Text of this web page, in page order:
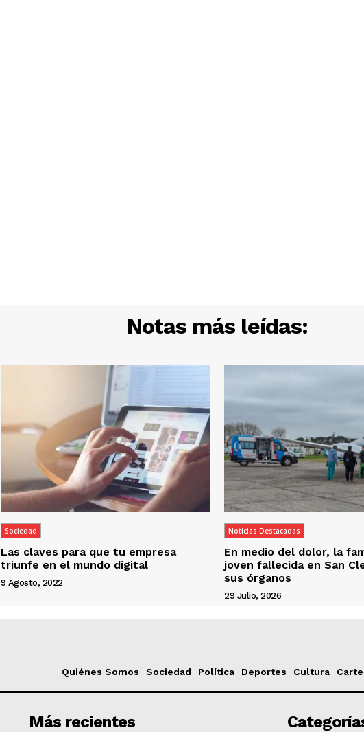
Notas más leídas:
Sociedad
Las claves para que tu empresa
triunfe en el mundo digital
9 Agosto, 2022
Noticias Destacadas
En medio del dolor, la
joven fallecida en San
sus órganos
29 Julio, 2026
Quiénes Somos Sociedad Política Deportes Cultura
Más recientes